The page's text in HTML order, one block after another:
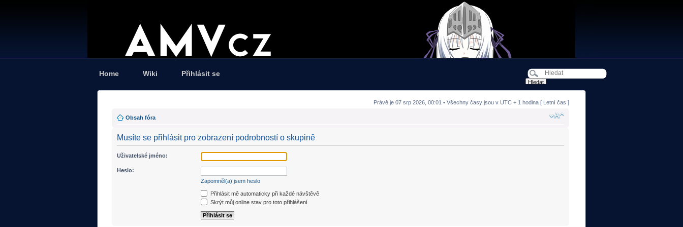
Home Wiki Přihlásit se
Právě je 07 srp 2026, 00:01 • Všechny časy jsou v UTC + 1 hodina [ Letní čas ]
Obsah fóra
Musíte se přihlásit pro zobrazení podrobností o skupině
Uživatelské jméno:
Heslo:
Zapomněl(a) jsem heslo
Přihlásit mě automaticky při každé návštěvě
Skrýt můj online stav pro toto přihlášení